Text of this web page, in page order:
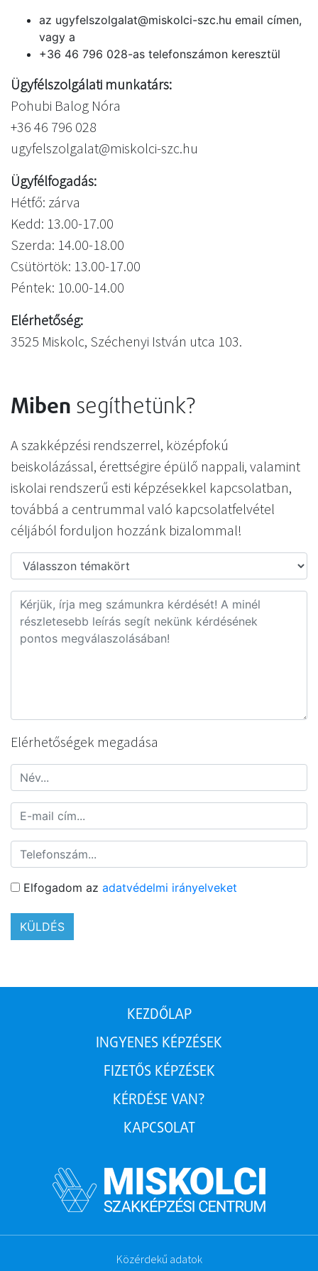
az ugyfelszolgalat@miskolci-szc.hu email címen,
vagy a
+36 46 796 028-as telefonszámon keresztül
Ügyfélszolgálati munkatárs:
Pohubi Balog Nóra
+36 46 796 028
ugyfelszolgalat@miskolci-szc.hu
Ügyfélfogadás:
Hétfő: zárva
Kedd: 13.00-17.00
Szerda: 14.00-18.00
Csütörtök: 13.00-17.00
Péntek: 10.00-14.00
Elérhetőség:
3525 Miskolc, Széchenyi István utca 103.
Mibensegíthetünk?
A szakképzési rendszerrel, középfokú
beiskolázással, érettségire épülő nappali, valamint
iskolai rendszerű esti képzésekkel kapcsolatban,
továbbá a centrummal való kapcsolatfelvétel
céljából forduljon hozzánk bizalommal!
Elérhetőségek megadása
Elfogadom az adatvédelmi irányelveket
KEZDŐLAP
INGYENES KÉPZÉSEK
FIZETŐS KÉPZÉSEK
KÉRDÉSE VAN?
KAPCSOLAT
Közérdekű adatok